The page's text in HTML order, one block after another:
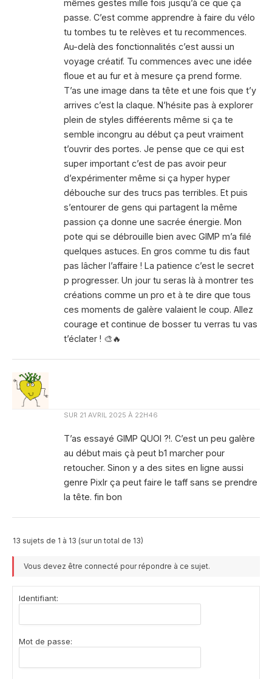
mêmes gestes mille fois jusqu’à ce que ça
passe. C’est comme apprendre à faire du vélo
tu tombes tu te relèves et tu recommences.
Au-delà des fonctionnalités c’est aussi un
voyage créatif. Tu commences avec une idée
floue et au fur et à mesure ça prend forme.
T’as une image dans ta tête et une fois que t’y
arrives c’est la claque. N’hésite pas à explorer
plein de styles difféerents même si ça te
semble incongru au début ça peut vraiment
t’ouvrir des portes. Je pense que ce qui est
super important c’est de pas avoir peur
d’expérimenter même si ça hyper hyper
débouche sur des trucs pas terribles. Et puis
s’entourer de gens qui partagent la même
passion ça donne une sacrée énergie. Mon
pote qui se débrouille bien avec GIMP m’a filé
quelques astuces. En gros comme tu dis faut
pas lâcher l’affaire ! La patience c’est le secret
p progresser. Un jour tu seras là à montrer tes
créations comme un pro et à te dire que tous
ces moments de galère valaient le coup. Allez
courage et continue de bosser tu verras tu vas
t’éclater ! 🎨🔥
SUR 21 AVRIL 2025 À 22H46
T’as essayé GIMP QUOI ?!. C’est un peu galère
au début mais çà peut b1 marcher pour
retoucher. Sinon y a des sites en ligne aussi
genre Pixlr ça peut faire le taff sans se prendre
la tête. fin bon
13 sujets de 1 à 13 (sur un total de 13)
Vous devez être connecté pour répondre à ce sujet.
Identifiant:
Mot de passe: